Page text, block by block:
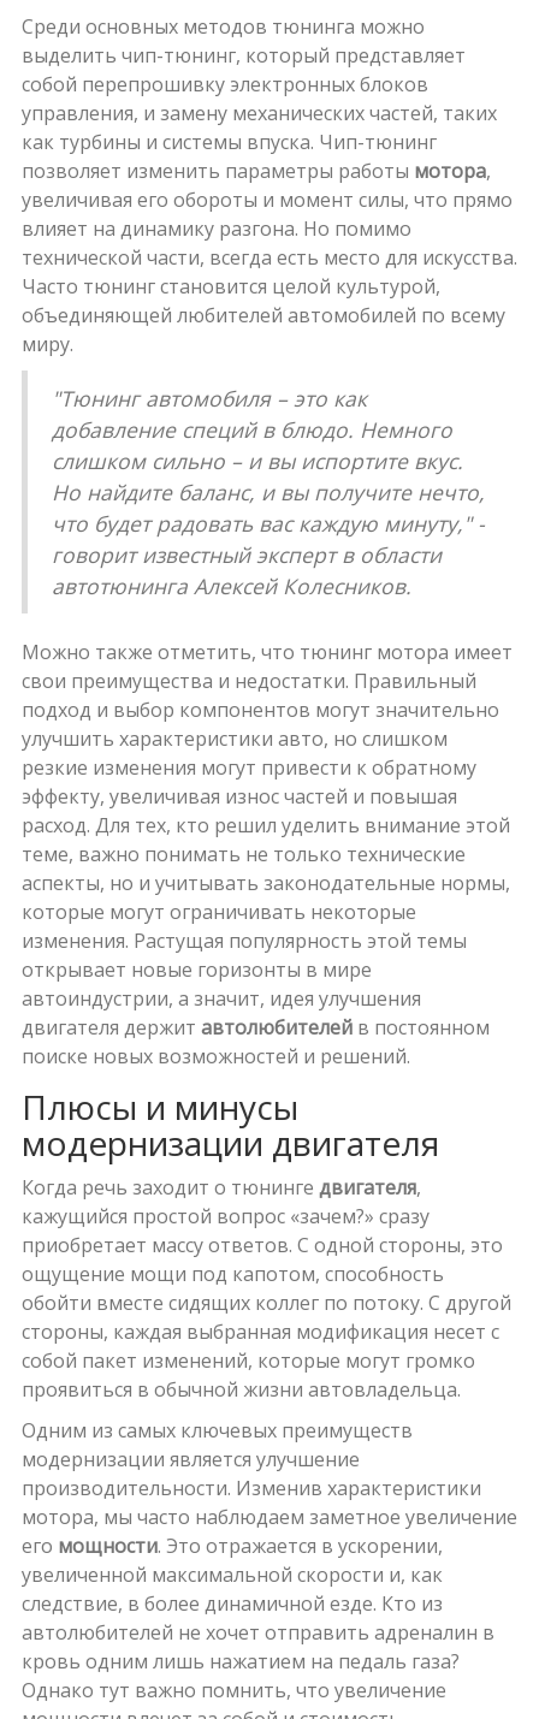
Среди основных методов тюнинга можно
выделить чип-тюнинг, который представляет
собой перепрошивку электронных блоков
управления, и замену механических частей, таких
как турбины и системы впуска. Чип-тюнинг
позволяет изменить параметры работы мотора,
увеличивая его обороты и момент силы, что прямо
влияет на динамику разгона. Но помимо
технической части, всегда есть место для искусства.
Часто тюнинг становится целой культурой,
объединяющей любителей автомобилей по всему
миру.
"Тюнинг автомобиля – это как
добавление специй в блюдо. Немного
слишком сильно – и вы испортите вкус.
Но найдите баланс, и вы получите нечто,
что будет радовать вас каждую минуту," -
говорит известный эксперт в области
автотюнинга Алексей Колесников.
Можно также отметить, что тюнинг мотора имеет
свои преимущества и недостатки. Правильный
подход и выбор компонентов могут значительно
улучшить характеристики авто, но слишком
резкие изменения могут привести к обратному
эффекту, увеличивая износ частей и повышая
расход. Для тех, кто решил уделить внимание этой
теме, важно понимать не только технические
аспекты, но и учитывать законодательные нормы,
которые могут ограничивать некоторые
изменения. Растущая популярность этой темы
открывает новые горизонты в мире
автоиндустрии, а значит, идея улучшения
двигателя держит автолюбителейв постоянном
поиске новых возможностей и решений.
Плюсы и минусы
модернизации двигателя
Когда речь заходит о тюнинге двигателя,
кажущийся простой вопрос «зачем?» сразу
приобретает массу ответов. С одной стороны, это
ощущение мощи под капотом, способность
обойти вместе сидящих коллег по потоку. С другой
стороны, каждая выбранная модификация несет с
собой пакет изменений, которые могут громко
проявиться в обычной жизни автовладельца.
Одним из самых ключевых преимуществ
модернизации является улучшение
производительности. Изменив характеристики
мотора, мы часто наблюдаем заметное увеличение
его мощности. Это отражается в ускорении,
увеличенной максимальной скорости и, как
следствие, в более динамичной езде. Кто из
автолюбителей не хочет отправить адреналин в
кровь одним лишь нажатием на педаль газа?
Однако тут важно помнить, что увеличение